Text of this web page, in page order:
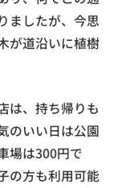
ましたが、今思
が道沿いに植樹
は、持ち帰りも
のいい日は公園
場は300円で
の方も利用可能